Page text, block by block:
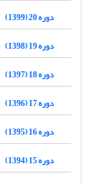
دوره 20 (1399)
دوره 19 (1398)
دوره 18 (1397)
دوره 17 (1396)
دوره 16 (1395)
دوره 15 (1394)